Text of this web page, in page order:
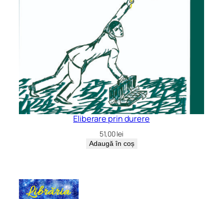
Eliberare prin durere
51,00lei
Adaugă în coș